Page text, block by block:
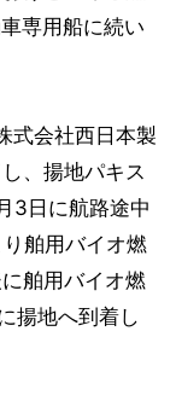
専用船に続い
式会社西日本製
、揚地パキス
3日に航路途中
舶用バイオ燃
舶用バイオ燃
揚地へ到着し